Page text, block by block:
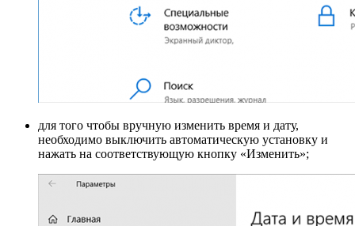
для того чтобы вручную изменить время и дату,
необходимо выключить автоматическую установку и
нажать на соответствующую кнопку «Изменить»;